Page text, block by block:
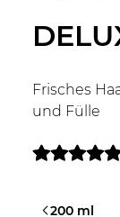
Frisches
und Fülle
200 ml